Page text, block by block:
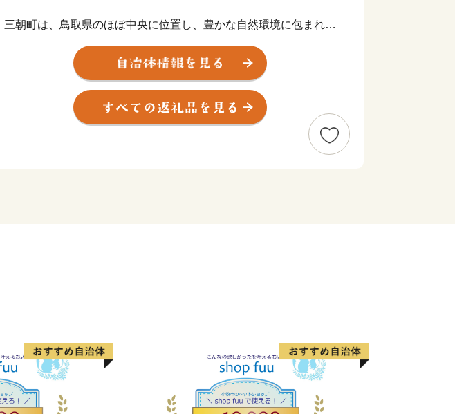
三朝町は、鳥取県のほぼ中央に位置し、豊かな自然環境に包まれた
湯と山の町です。町の主な産業は「観光」と「農林業」です。
観光では、世界屈指のラドン含有量を誇り、古くから湯治の名湯と
して親しまれる「三朝温泉」や、国宝・投入堂で知られる霊峰「三
徳山」を有しています。
これらは日本遺産にも認定された本町が誇るべき資源であり、訪れ
る方々の心を深く癒やす場所として恵みをもたらしています。